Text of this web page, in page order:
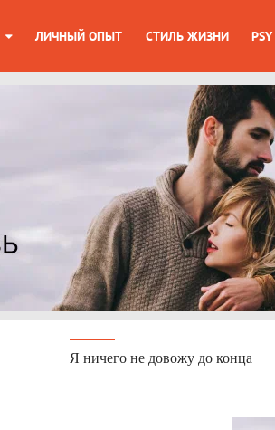
ЛИЧНЫЙ ОПЫТ СТИЛЬ ЖИЗНИ
Я ничего не довожу до конца